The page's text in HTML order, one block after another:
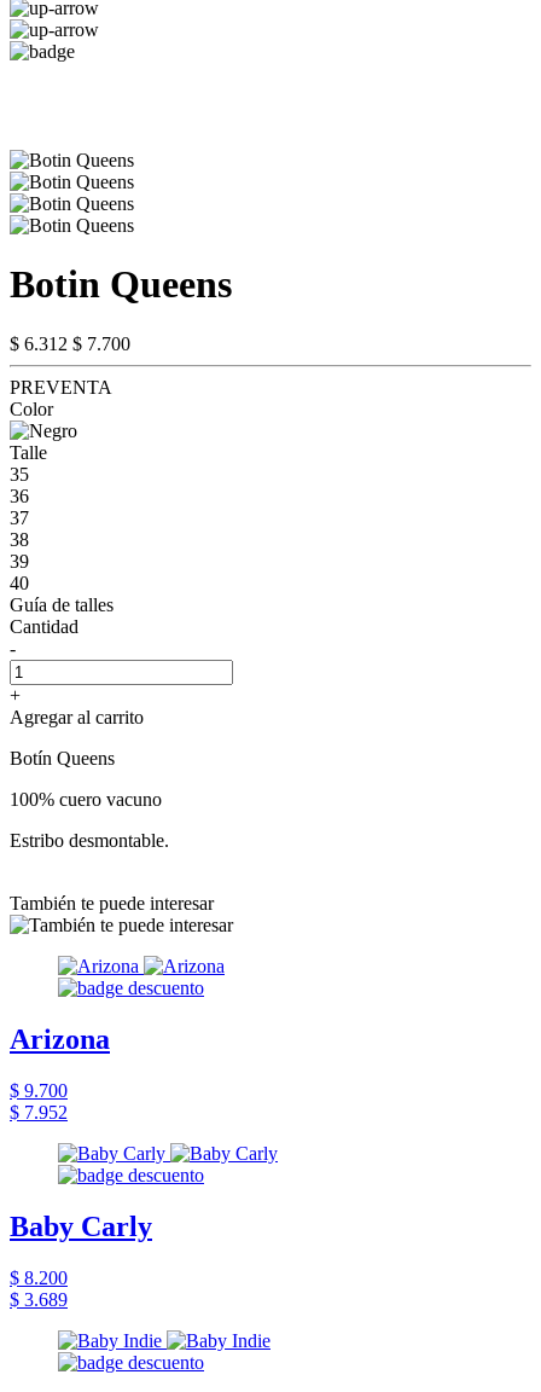
Botin Queens
$ 6.312 $ 7.700
PREVENTA
Color
Talle
35
36
37
38
39
40
Guía de talles
Cantidad
-
+
Agregar al carrito
Botín Queens
100% cuero vacuno
Estribo desmontable.
También te puede interesar
Arizona
$ 9.700
$ 7.952
Baby Carly
$ 8.200
$ 3.689